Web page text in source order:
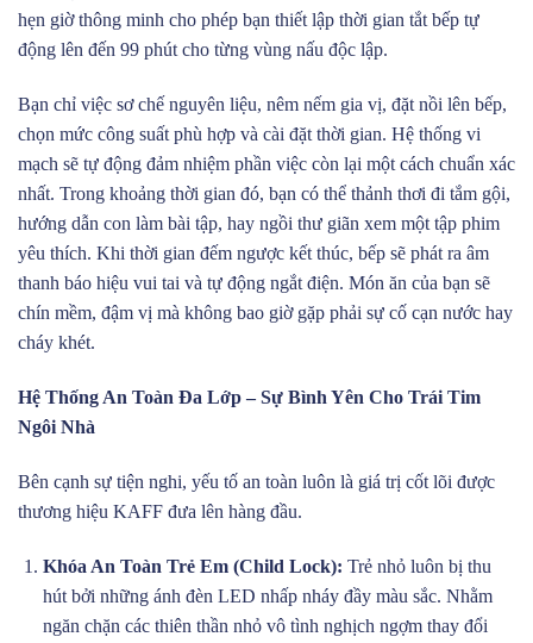
hẹn giờ thông minh cho phép bạn thiết lập thời gian tắt bếp tự
động lên đến 99 phút cho từng vùng nấu độc lập.
Bạn chỉ việc sơ chế nguyên liệu, nêm nếm gia vị, đặt nồi lên bếp,
chọn mức công suất phù hợp và cài đặt thời gian. Hệ thống vi
mạch sẽ tự động đảm nhiệm phần việc còn lại một cách chuẩn xác
nhất. Trong khoảng thời gian đó, bạn có thể thảnh thơi đi tắm gội,
hướng dẫn con làm bài tập, hay ngồi thư giãn xem một tập phim
yêu thích. Khi thời gian đếm ngược kết thúc, bếp sẽ phát ra âm
thanh báo hiệu vui tai và tự động ngắt điện. Món ăn của bạn sẽ
chín mềm, đậm vị mà không bao giờ gặp phải sự cố cạn nước hay
cháy khét.
Hệ Thống An Toàn Đa Lớp – Sự Bình Yên Cho Trái Tim
Ngôi Nhà
Bên cạnh sự tiện nghi, yếu tố an toàn luôn là giá trị cốt lõi được
thương hiệu KAFF đưa lên hàng đầu.
Khóa An Toàn Trẻ Em (Child Lock): Trẻ nhỏ luôn bị thu
hút bởi những ánh đèn LED nhấp nháy đầy màu sắc. Nhằm
ngăn chặn các thiên thần nhỏ vô tình nghịch ngợm thay đổi